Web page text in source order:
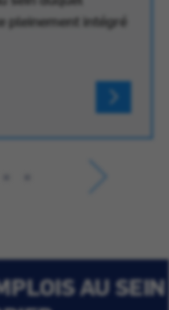
pleinement intégré
AU SEIN